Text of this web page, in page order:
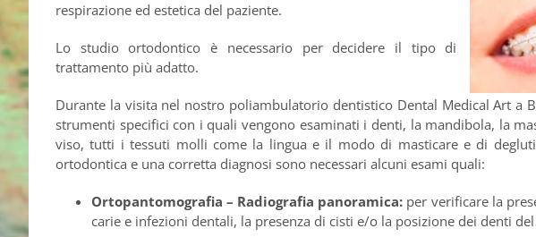
respirazione ed estetica del paziente.
Lo studio ortodontico è necessario per decidere il tipo di
trattamento più adatto.
Durante la visita nel nostro poliambulatorio dentistico Dental Medical Art a
strumenti specifici con i quali vengono esaminati i denti, la mandibola, la
viso, tutti i tessuti molli come la lingua e il modo di masticare e di
ortodontica e una corretta diagnosi sono necessari alcuni esami quali:
Ortopantomografia – Radiografia panoramica: per verificare la
carie e infezioni dentali, la presenza di cisti e/o la posizione dei denti